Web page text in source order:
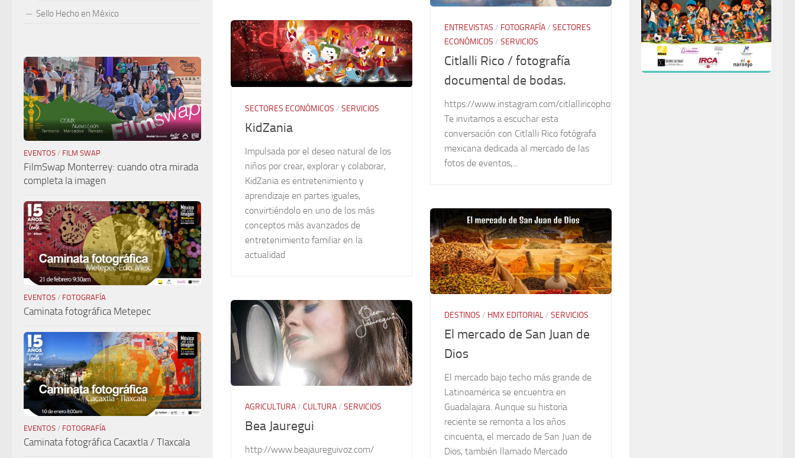
ENTREVISTAS / FOTOGRAFÍA/ SECTORES
ECONÓMICOS / SERVICIOS
Citlalli Rico / fotografía
documental de bodas.
https://www.instagram.com/citlalliricophotography/
Te invitamos a escuchar esta
conversación con Citlalli Rico fotógrafa
mexicana dedicada al mercado de las
fotos de eventos,...
SECTORES ECONÓMICOS / SERVICIOS
KidZania
Impulsada por el deseo natural de los
niños por crear, explorar y colaborar,
KidZania es entretenimiento y
aprendizaje en partes iguales,
convirtiéndolo en uno de los más
conceptos más avanzados de
entretenimiento familiar en la
actualidad
DESTINOS / HMX EDITORIAL/ SERVICIOS
El mercado de San Juan de
Dios
El mercado bajo techo más grande de
Latinoamérica se encuentra en
Guadalajara. Aunque su historia
reciente se remonta a los años
cincuenta, el mercado de San Juan de
Dios, también llamado Mercado
AGRICULTURA/ CULTURA/ SERVICIOS
Bea Jauregui
http://www.beajaureguivoz.com/
Sello Hecho en México
EVENTOS / FILM SWAP
FilmSwap Monterrey: cuando otra mirada
completa la imagen
EVENTOS / FOTOGRAFÍA
Caminata fotográfica Metepec
EVENTOS / FOTOGRAFÍA
Caminata fotográfica Cacaxtla / Tlaxcala